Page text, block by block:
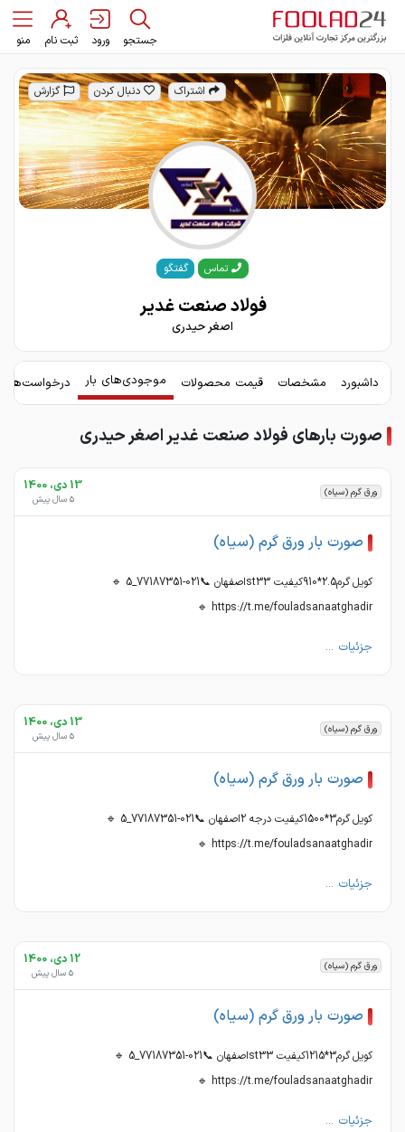
جستجو ورود ثبت نام منو
اشتراک دنبال کردن گزارش
تماس گفتگو
فولاد صنعت غدیر
اصغر حیدری
داشبورد مشخصات قیمت محصولات موجودی‌های بار
صورت بارهای فولاد صنعت غدیر اصغر حیدری
ورق گرم (سیاه) 13 دی، 1400
5 سال پیش
صورت بار ورق گرم (سیاه)
کویل گرم2.5*910کیفیت st33اصفهان 📞021-77187351_5 🔹
https://t.me/fouladsanaatghadir 🔹
جزئیات ...
ورق گرم (سیاه) 13 دی، 1400
5 سال پیش
صورت بار ورق گرم (سیاه)
کویل گرم3*1500کیفیت درجه 2اصفهان 📞021-77187351_5 🔹
https://t.me/fouladsanaatghadir 🔹
جزئیات ...
ورق گرم (سیاه) 12 دی، 1400
5 سال پیش
صورت بار ورق گرم (سیاه)
کویل گرم3*1215کیفیت st33اصفهان 📞021-77187351_5 🔹
https://t.me/fouladsanaatghadir 🔹
جزئیات ...